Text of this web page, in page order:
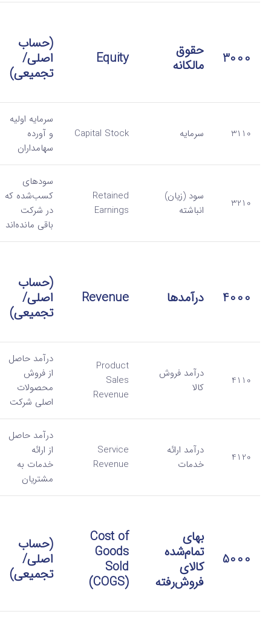
3000
حقوق
مالکانه
Equity
(حساب
اصلی/
تجمیعی)
3110 سرمایه Capital Stock
سرمایه اولیه
و آورده
سهامداران
3210
سود (زیان)
انباشته
Retained
Earnings
سودهای
کسب‌شده که
در شرکت
باقی مانده‌اند
4000 درآمدها Revenue
(حساب
اصلی/
تجمیعی)
4110
درآمد فروش
کالا
Product
Sales
Revenue
درآمد حاصل
از فروش
محصولات
اصلی شرکت
4120
درآمد ارائه
خدمات
Service
Revenue
درآمد حاصل
از ارائه
خدمات به
مشتریان
5000
بهای
تمام‌شده
کالای
فروش‌رفته
Cost of
Goods
Sold
(COGS)
(حساب
اصلی/
تجمیعی)